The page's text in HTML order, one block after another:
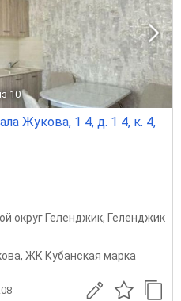
10
Жукова, 1 4, д. 1 4, к. 4,
округ Геленджик, Геленджик
ЖК Кубанская марка